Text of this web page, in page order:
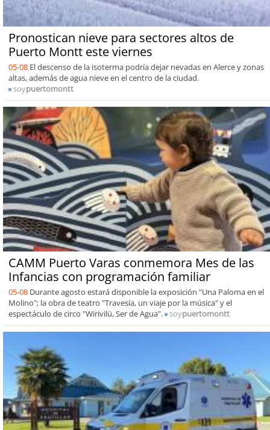
Pronostican nieve para sectores altos de
Puerto Montt este viernes
05-08 El descenso de la isoterma podría dejar nevadas en Alerce y zonas
altas, además de agua nieve en el centro de la ciudad.
soypuertomontt
CAMM Puerto Varas conmemora Mes de las
Infancias con programación familiar
05-08 Durante agosto estará disponible la exposición "Una Paloma en el
Molino"; la obra de teatro "Travesía, un viaje por la música" y el
espectáculo de circo "Wirivilü, Ser de Agua".
soypuertomontt